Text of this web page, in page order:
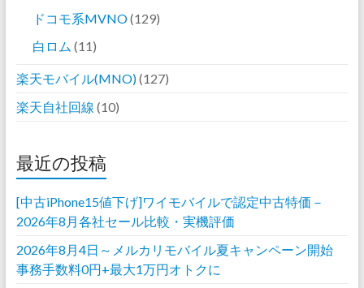
ドコモ系MVNO(129)
白ロム (11)
楽天モバイル(MNO)(127)
楽天自社回線 (10)
最近の投稿
[中古iPhone15値下げ]ワイモバイルで認定中古特価－
2026年8月各社セール比較・実機評価
2026年8月4日～メルカリモバイル夏キャンペーン開始
事務手数料0円+最大1万円オトクに